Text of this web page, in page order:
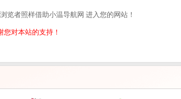
览者照样借助小温导航网 进入您的网站！
对本站的支持！